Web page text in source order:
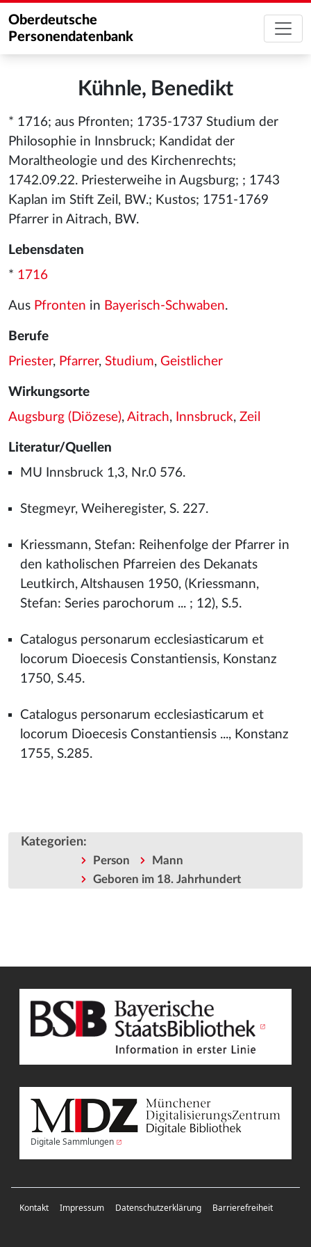
Oberdeutsche
Personendatenbank
Kühnle, Benedikt
* 1716; aus Pfronten; 1735-1737 Studium der
Philosophie in Innsbruck; Kandidat der
Moraltheologie und des Kirchenrechts;
1742.09.22. Priesterweihe in Augsburg; ; 1743
Kaplan im Stift Zeil, BW.; Kustos; 1751-1769
Pfarrer in Aitrach, BW.
Lebensdaten
* 1716
Aus Pfronten in Bayerisch-Schwaben.
Berufe
Priester, Pfarrer, Studium, Geistlicher
Wirkungsorte
Augsburg (Diözese), Aitrach, Innsbruck, Zeil
Literatur/Quellen
MU Innsbruck 1,3, Nr.0 576.
Stegmeyr, Weiheregister, S. 227.
Kriessmann, Stefan: Reihenfolge der Pfarrer in
den katholischen Pfarreien des Dekanats
Leutkirch, Altshausen 1950, (Kriessmann,
Stefan: Series parochorum ... ; 12), S.5.
Catalogus personarum ecclesiasticarum et
locorum Dioecesis Constantiensis, Konstanz
1750, S.45.
Catalogus personarum ecclesiasticarum et
locorum Dioecesis Constantiensis ..., Konstanz
1755, S.285.
Kategorien:
Person
Mann
Geboren im 18. Jahrhundert
Digitale Sammlungen
Kontakt Impressum Datenschutzerklärung Barrierefreiheit